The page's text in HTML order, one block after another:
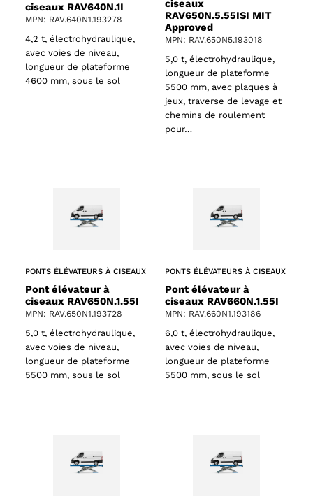
ciseaux RAV640N.1I
MPN: RAV.640N1.193278
4,2 t, électrohydraulique,
avec voies de niveau,
longueur de plateforme
4600 mm, sous le sol
ciseaux
RAV650N.5.55ISI MIT
Approved
MPN: RAV.650N5.193018
5,0 t, électrohydraulique,
longueur de plateforme
5500 mm, avec plaques à
jeux, traverse de levage et
chemins de roulement
pour…
PONTS ÉLÉVATEURS À CISEAUX
Pont élévateur à
ciseaux RAV650N.1.55I
MPN: RAV.650N1.193728
5,0 t, électrohydraulique,
avec voies de niveau,
longueur de plateforme
5500 mm, sous le sol
PONTS ÉLÉVATEURS À CISEAUX
Pont élévateur à
ciseaux RAV660N.1.55I
MPN: RAV.660N1.193186
6,0 t, électrohydraulique,
avec voies de niveau,
longueur de plateforme
5500 mm, sous le sol